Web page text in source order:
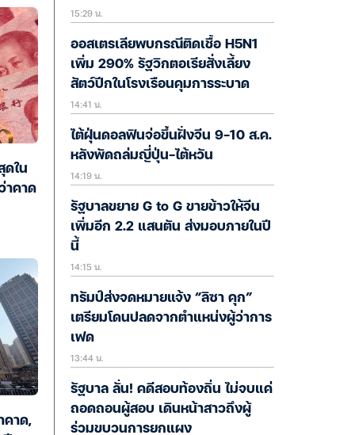
ดใน
าคาด
คาด,
15:29 น.
ออสเตรเลียพบกรณีติดเชื้อ H5N1
เพิ่ม 290% รัฐวิกตอเรียสั่งเลี้ยง
สัตว์ปีกในโรงเรือนคุมการระบาด
14:41 น.
ไต้ฝุ่นดอลฟินจ่อขึ้นฝั่งจีน 9-10 ส.ค.
หลังพัดถล่มญี่ปุ่น-ไต้หวัน
14:19 น.
รัฐบาลขยาย G to G ขายข้าวให้จีน
เพิ่มอีก 2.2 แสนตัน ส่งมอบภายในปี
นี้
14:15 น.
ทรัมป์ส่งจดหมายแจ้ง “ลิซา คุก”
เตรียมโดนปลดจากตำแหน่งผู้ว่าการ
เฟด
13:44 น.
รัฐบาล ลั่น! คดีสอบท้องถิ่น ไม่จบแค่
ถอดถอนผู้สอบ เดินหน้าสาวถึงผู้
ร่วมขบวนการยกแผง